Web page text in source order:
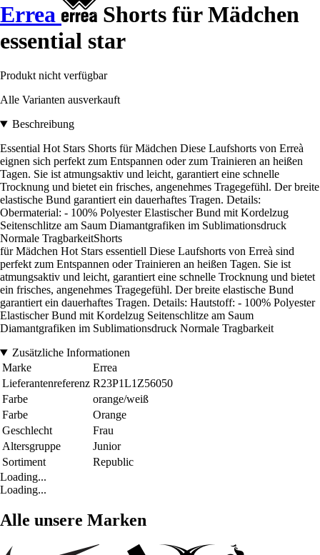
Errea
Shorts für Mädchen
essential star
Produkt nicht verfügbar
Alle Varianten ausverkauft
Beschreibung
Essential Hot Stars Shorts für Mädchen Diese Laufshorts von Erreà
eignen sich perfekt zum Entspannen oder zum Trainieren an heißen
Tagen. Sie ist atmungsaktiv und leicht, garantiert eine schnelle
Trocknung und bietet ein frisches, angenehmes Tragegefühl. Der breite
elastische Bund garantiert ein dauerhaftes Tragen. Details:
Obermaterial: - 100% Polyester Elastischer Bund mit Kordelzug
Seitenschlitze am Saum Diamantgrafiken im Sublimationsdruck
Normale TragbarkeitShorts
für Mädchen Hot Stars essentiell Diese Laufshorts von Erreà sind
perfekt zum Entspannen oder Trainieren an heißen Tagen. Sie ist
atmungsaktiv und leicht, garantiert eine schnelle Trocknung und bietet
ein frisches, angenehmes Tragegefühl. Der breite elastische Bund
garantiert ein dauerhaftes Tragen. Details: Hautstoff: - 100% Polyester
Elastischer Bund mit Kordelzug Seitenschlitze am Saum
Diamantgrafiken im Sublimationsdruck Normale Tragbarkeit
Zusätzliche Informationen
Marke
Errea
Lieferantenreferenz R23P1L1Z56050
Farbe
orange/weiß
Farbe
Orange
Geschlecht
Frau
Altersgruppe
Junior
Sortiment
Republic
Loading...
Loading...
Alle unsere Marken